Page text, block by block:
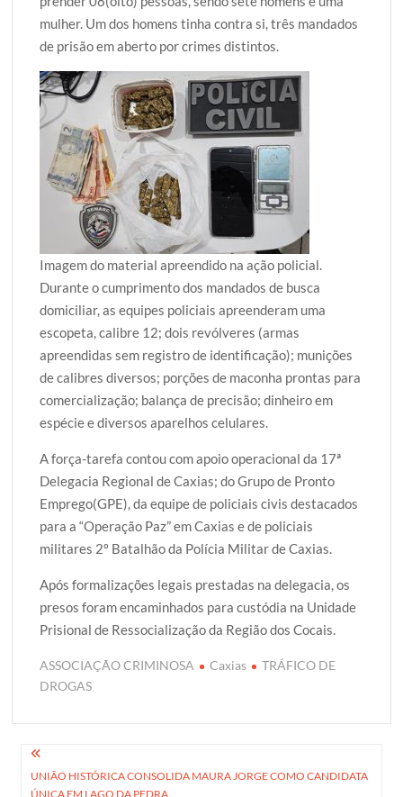
mulher. Um dos homens tinha contra si, três mandados
de prisão em aberto por crimes distintos.
Imagem do material apreendido na ação policial.
Durante o cumprimento dos mandados de busca
domiciliar, as equipes policiais apreenderam uma
escopeta, calibre 12; dois revólveres (armas
apreendidas sem registro de identificação); munições
de calibres diversos; porções de maconha prontas para
comercialização; balança de precisão; dinheiro em
espécie e diversos aparelhos celulares.
A força-tarefa contou com apoio operacional da 17ª
Delegacia Regional de Caxias; do Grupo de Pronto
Emprego(GPE), da equipe de policiais civis destacados
para a “Operação Paz” em Caxias e de policiais
militares 2º Batalhão da Polícia Militar de Caxias.
Após formalizações legais prestadas na delegacia, os
presos foram encaminhados para custódia na Unidade
Prisional de Ressocialização da Região dos Cocais.
ASSOCIAÇÃO CRIMINOSA Caxias
TRÁFICO DE
DROGAS
Navegação
de
UNIÃO HISTÓRICA CONSOLIDA MAURA JORGE COMO CANDIDATA
ÚNICA EM LAGO DA PEDRA